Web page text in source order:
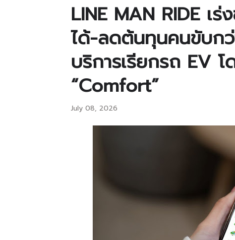
LINE MAN RIDE เ
ได้-ลดต้นทุนคนขับก
บริการเรียกรถ EV โ
“Comfort”
July 08, 2026